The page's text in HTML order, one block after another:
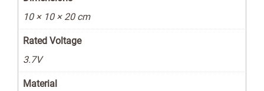
10 × 10 × 20 cm
Rated Voltage
3.7V
Material